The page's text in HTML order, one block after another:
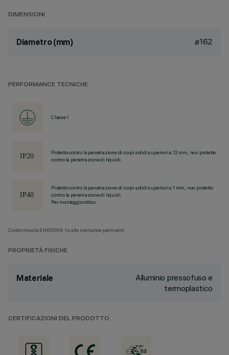
DIMENSIONI
Diametro (mm) ø162
PERFORMANCE TECNICHE
Classe I
Protetto contro la penetrazione di corpi solidi superiori a 12 mm, non protetto
contro la penetrazione di liquidi.
Protetto contro la penetrazione di corpi solidi superiori a 1 mm, non protetto
contro la penetrazione di liquidi.
Per montaggio ottico
Conforme alla EN60598-1 e alle normative pertinenti.
PROPRIETÀ FISICHE
Materiale
Alluminio pressofuso e
termoplastico
CERTIFICAZIONI DEL PRODOTTO